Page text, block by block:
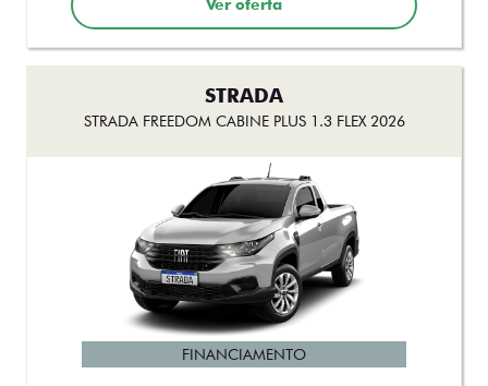
FALE AGORA: (61) 99258-3731
FINANCIAMENTO
De: R$ 291.990,00
Ver oferta
STRADA
STRADA FREEDOM CABINE PLUS 1.3 FLEX 2026